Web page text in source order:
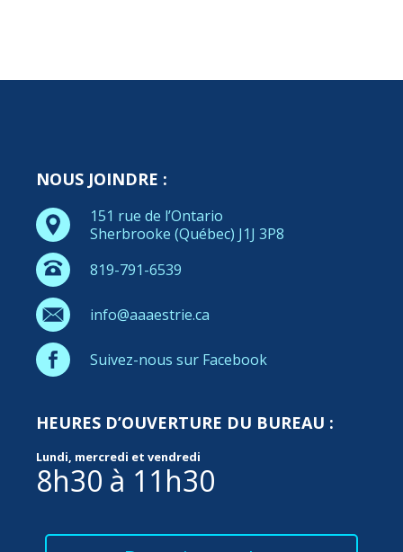
NOUS JOINDRE :
151 rue de l’Ontario
Sherbrooke (Québec) J1J 3P8
819-791-6539
info@aaaestrie.ca
Suivez-nous sur Facebook
HEURES D’OUVERTURE DU BUREAU :
Lundi, mercredi et vendredi
8h30 à 11h30